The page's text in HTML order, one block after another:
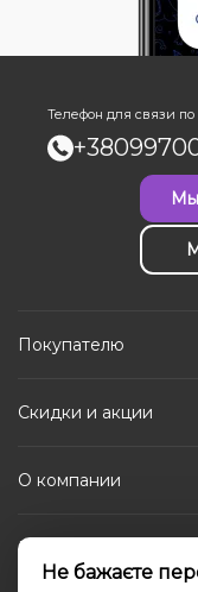
Телефон для связи
Покупателю
Скидки и акции
О компании
Каталог
Не бажаєте